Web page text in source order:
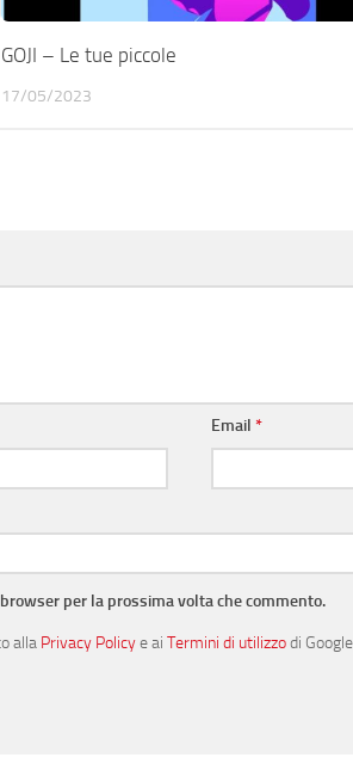
GOJI – Le tue piccole
17/05/2023
Email*
per la prossima volta che commento.
alla Privacy Policye ai Termini di utilizzodi Google.